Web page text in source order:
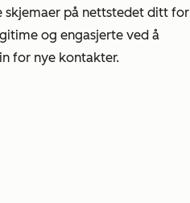
skjemaer på nettstedet ditt for
og engasjerte ved å
for nye kontakter.